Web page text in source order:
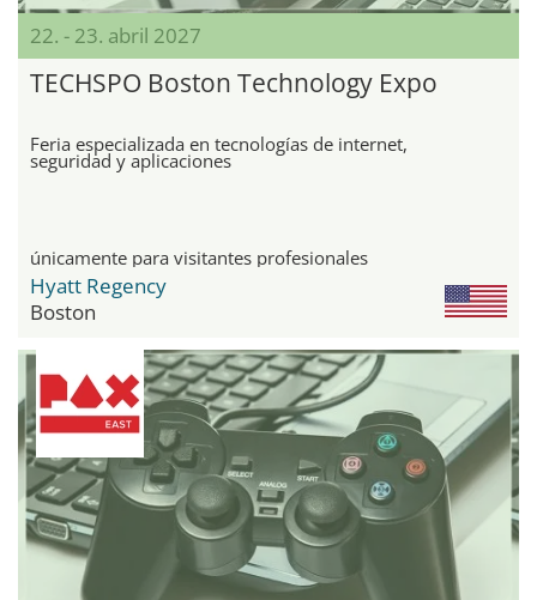
22. - 23. abril 2027
TECHSPO Boston Technology Expo
Feria especializada en tecnologías de internet,
seguridad y aplicaciones
únicamente para visitantes profesionales
Hyatt Regency
Boston